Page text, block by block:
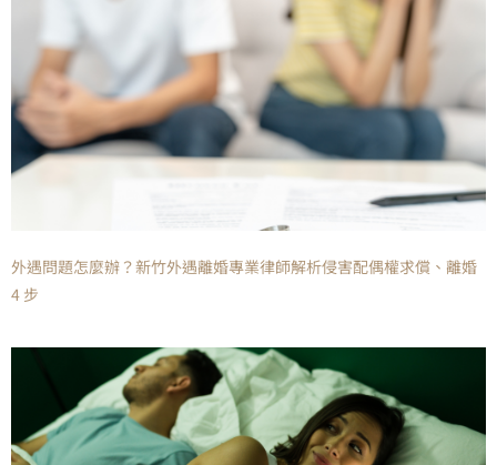
外遇問題怎麼辦？新竹外遇離婚專業律師解析侵害配偶權求償、離婚
4 步